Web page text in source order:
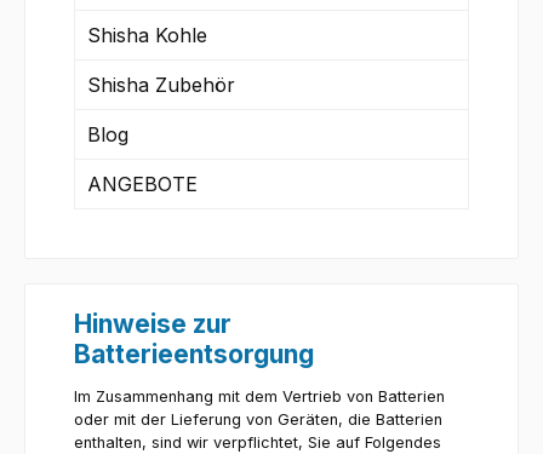
Shisha Kohle
Shisha Zubehör
Blog
ANGEBOTE
Hinweise zur
Batterieentsorgung
Im Zusammenhang mit dem Vertrieb von Batterien
oder mit der Lieferung von Geräten, die Batterien
enthalten, sind wir verpflichtet, Sie auf Folgendes